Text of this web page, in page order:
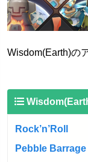
Wisdom(Earth)の
Rock’n’Roll
Pebble Barrage